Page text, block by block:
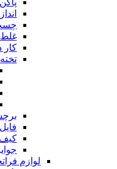
غلط
کار
لوازم